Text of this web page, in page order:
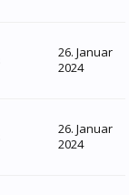
26. Januar
2024
26. Januar
2024